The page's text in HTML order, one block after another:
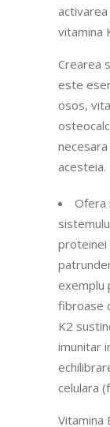
vitamina
Crearea
este
osos,
acesteia.
Ofera
proteinei
exemplu
fibroase
K2
imunitar
celulara
Vitamina